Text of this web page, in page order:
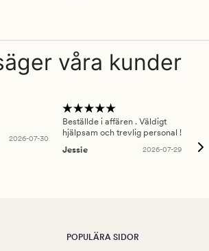
våra kunder
2026-07-30
Beställde i affären . Väldigt
hjälpsam och trevlig personal !
Jessie
2026-07-29
POPULÄRA SIDOR